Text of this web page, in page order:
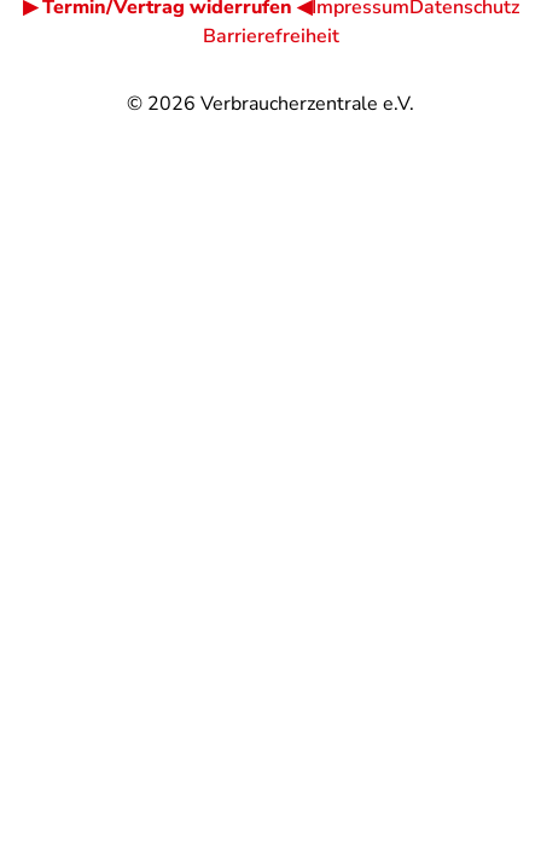
© 2026 Verbraucherzentrale e.V.
▶ Termin/Vertrag widerrufen ◀ImpressumDatenschutz
Barrierefreiheit